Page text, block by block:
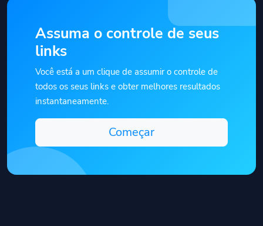
Assuma o controle de seus
links
Você está a um clique de assumir o controle de
todos os seus links e obter melhores resultados
instantaneamente.
Começar